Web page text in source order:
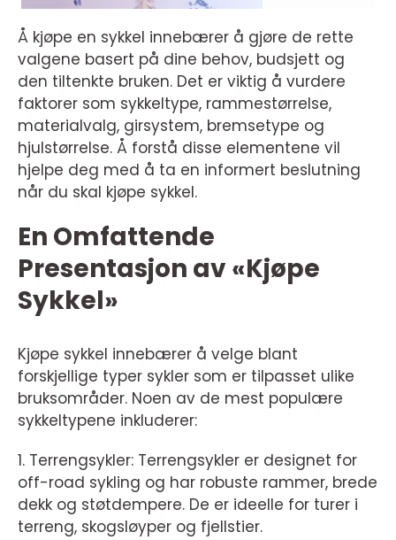
Å kjøpe en sykkel innebærer å gjøre de rette
valgene basert på dine behov, budsjett og
den tiltenkte bruken. Det er viktig å vurdere
faktorer som sykkeltype, rammestørrelse,
materialvalg, girsystem, bremsetype og
hjulstørrelse. Å forstå disse elementene vil
hjelpe deg med å ta en informert beslutning
når du skal kjøpe sykkel.
En Omfattende
Presentasjon av «Kjøpe
Sykkel»
Kjøpe sykkel innebærer å velge blant
forskjellige typer sykler som er tilpasset ulike
bruksområder. Noen av de mest populære
sykkeltypene inkluderer:
1. Terrengsykler: Terrengsykler er designet for
off-road sykling og har robuste rammer, brede
dekk og støtdempere. De er ideelle for turer i
terreng, skogsløyper og fjellstier.